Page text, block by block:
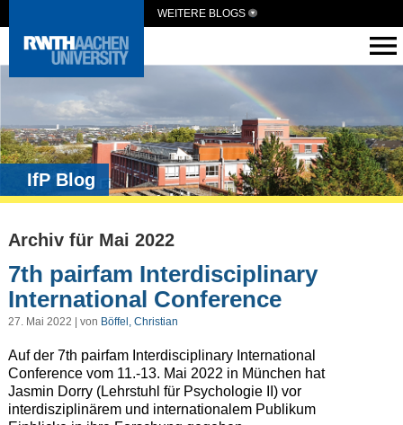
WEITERE BLOGS
IfP Blog
Archiv für Mai 2022
7th pairfam Interdisciplinary
International Conference
27. Mai 2022 | von Böffel, Christian
Auf der 7th pairfam Interdisciplinary International
Conference vom 11.-13. Mai 2022 in München hat
Jasmin Dorry (Lehrstuhl für Psychologie II) vor
interdisziplinärem und internationalem Publikum